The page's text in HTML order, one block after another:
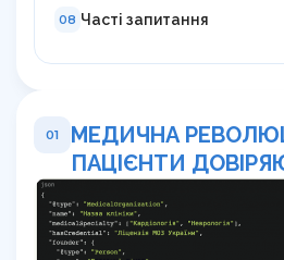
08 Часті запитання
01
МЕДИЧНА
ПАЦІЄНТИ